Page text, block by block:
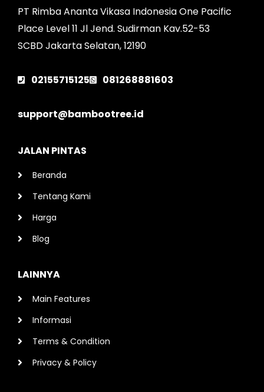
PT Rimba Ananta Vikasa Indonesia One Pacific
Place Level 11 Jl Jend. Sudirman Kav.52-53
SCBD Jakarta Selatan, 12190
02155715125 081268881603
support@bambootree.id
JALAN PINTAS
Beranda
Tentang Kami
Harga
Blog
LAINNYA
Main Features
Informasi
Terms & Condition
Privacy & Policy